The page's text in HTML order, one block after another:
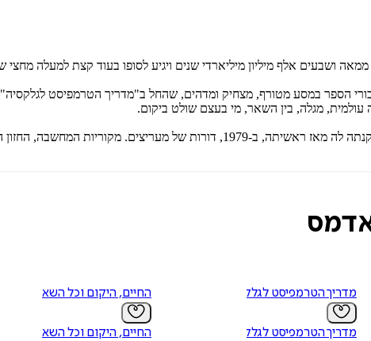
ממאה ושבעים אלף מיליון מיליארדי שנים ויגיע לסופו בעוד קצת למעלה
הספר במסע מטורף, מצחיק ומדהים, שהחל ב"מדריך הטרמפיסט
מגלה, בין השאר, מי בעצם שולט ביקום.
מדריך הטרמפיסט לגלקסיה
מדריך הטרמפיסט לגלקסיה
החיים, היקום וכל השאר
החיים, היקום וכל השאר